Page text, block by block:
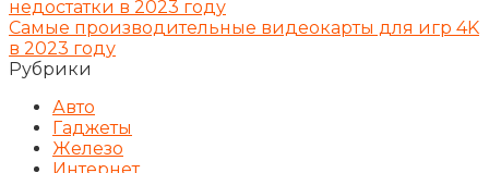
недостатки в 2023 году
Самые производительные видеокарты для игр 4K
в 2023 году
Рубрики
Авто
Гаджеты
Железо